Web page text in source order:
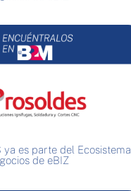
ya es parte del Ecosistema
de eBIZ